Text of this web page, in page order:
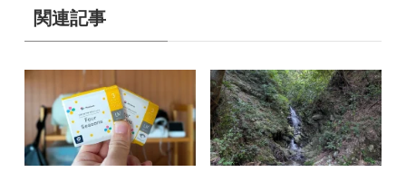
関連記事